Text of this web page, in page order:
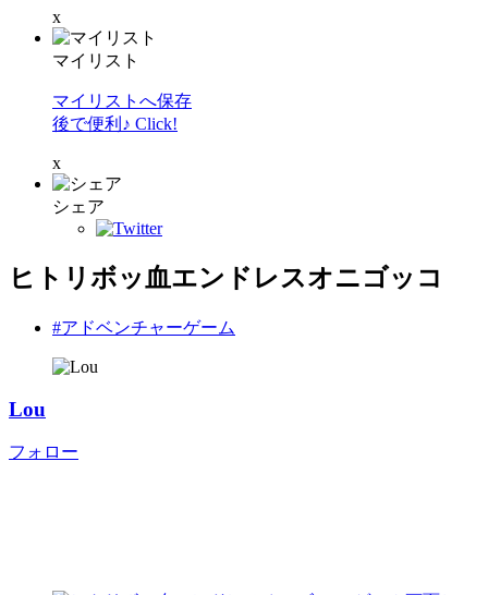
x
マイリスト
マイリストへ保存
後で便利♪ Click!
x
シェア
ヒトリボッ血エンドレスオニゴッコ
#アドベンチャーゲーム
Lou
フォロー